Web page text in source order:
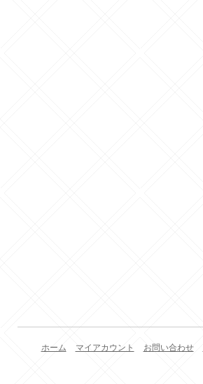
ホーム マイアカウント お問い合わせ